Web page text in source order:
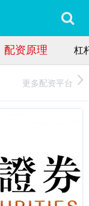
配资原理 杠
更多配资平台